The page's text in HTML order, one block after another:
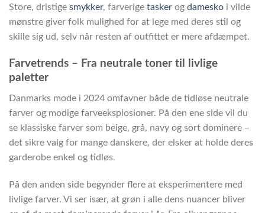
Store, dristige smykker, farverige tasker og damesko i vilde
mønstre giver folk mulighed for at lege med deres stil og
skille sig ud, selv når resten af outfittet er mere afdæmpet.
Farvetrends – Fra neutrale toner til livlige
paletter
Danmarks mode i 2024 omfavner både de tidløse neutrale
farver og modige farveeksplosioner. På den ene side vil du
se klassiske farver som beige, grå, navy og sort dominere –
det sikre valg for mange danskere, der elsker at holde deres
garderobe enkel og tidløs.
På den anden side begynder flere at eksperimentere med
livlige farver. Vi ser især, at grøn i alle dens nuancer bliver